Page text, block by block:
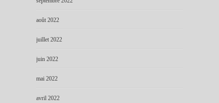
août 2022
juillet 2022
juin 2022
mai 2022
avril 2022